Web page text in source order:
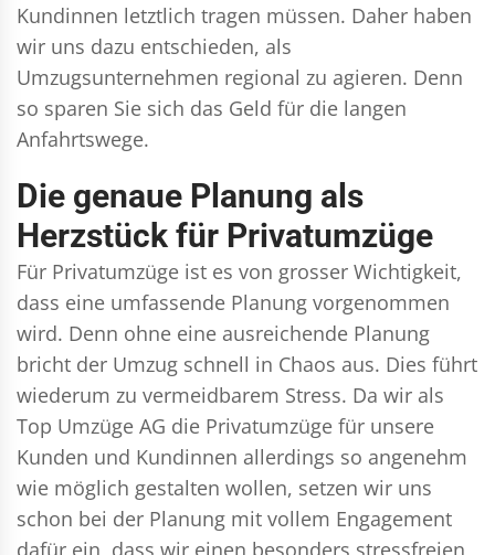
Kundinnen letztlich tragen müssen. Daher haben
wir uns dazu entschieden, als
Umzugsunternehmen regional zu agieren. Denn
so sparen Sie sich das Geld für die langen
Anfahrtswege.
Die genaue Planung als
Herzstück für Privatumzüge
Für Privatumzüge ist es von grosser Wichtigkeit,
dass eine umfassende Planung vorgenommen
wird. Denn ohne eine ausreichende Planung
bricht der Umzug schnell in Chaos aus. Dies führt
wiederum zu vermeidbarem Stress. Da wir als
Top Umzüge AG die Privatumzüge für unsere
Kunden und Kundinnen allerdings so angenehm
wie möglich gestalten wollen, setzen wir uns
schon bei der Planung mit vollem Engagement
dafür ein, dass wir einen besonders stressfreien